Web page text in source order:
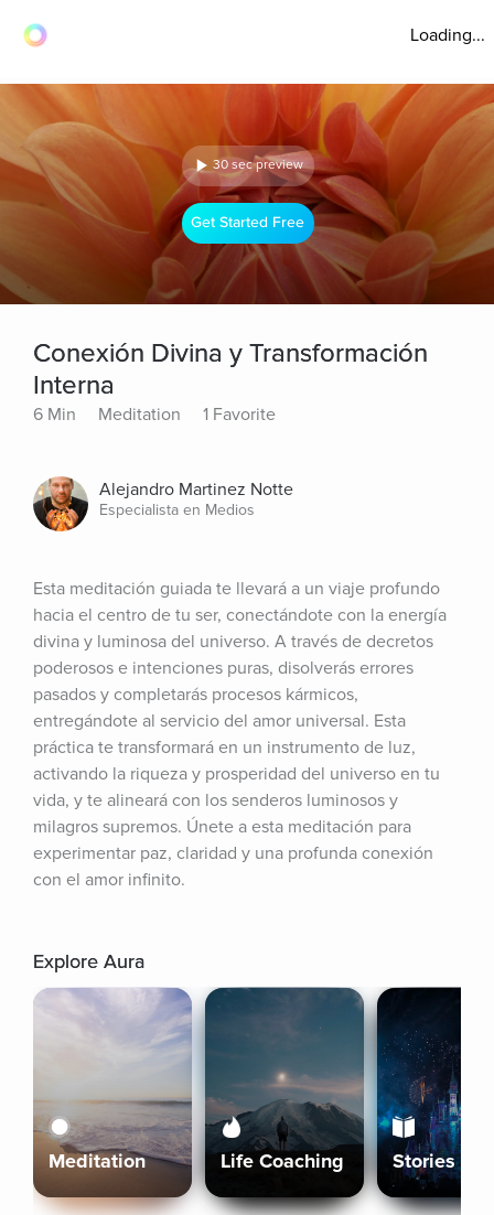
Loading...
30 sec preview
Get Started Free
Conexión Divina y Transformación
Interna
6 Min Meditation 1 Favorite
Alejandro Martinez Notte
Especialista en Medios
Esta meditación guiada te llevará a un viaje profundo
hacia el centro de tu ser, conectándote con la energía
divina y luminosa del universo. A través de decretos
poderosos e intenciones puras, disolverás errores
pasados y completarás procesos kármicos,
entregándote al servicio del amor universal. Esta
práctica te transformará en un instrumento de luz,
activando la riqueza y prosperidad del universo en tu
vida, y te alineará con los senderos luminosos y
milagros supremos. Únete a esta meditación para
experimentar paz, claridad y una profunda conexión
con el amor infinito.
Explore Aura
Meditation Life Coaching Stories